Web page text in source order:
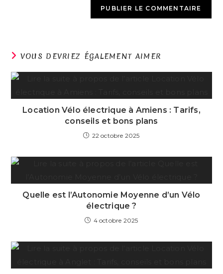
VOUS DEVRIEZ ÉGALEMENT AIMER
Location Vélo électrique à Amiens : Tarifs,
conseils et bons plans
22 octobre 2025
Quelle est l’Autonomie Moyenne d’un Vélo
électrique ?
4 octobre 2025